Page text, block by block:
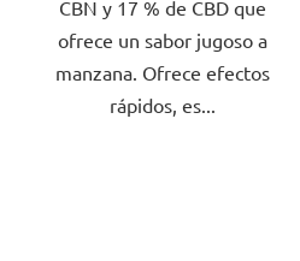
CBN y 17 % de CBD que
ofrece un sabor jugoso a
manzana. Ofrece efectos
rápidos, es...